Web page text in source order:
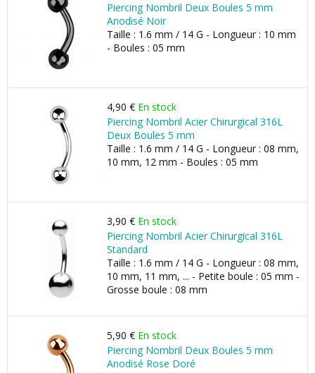
Piercing Nombril Deux Boules 5 mm
Anodisé Noir
Taille : 1.6 mm / 14 G - Longueur : 10 mm
- Boules : 05 mm
4,90 € En stock
Piercing Nombril Acier Chirurgical 316L
Deux Boules 5 mm
Taille : 1.6 mm / 14 G - Longueur : 08 mm,
10 mm, 12 mm - Boules : 05 mm
3,90 € En stock
Piercing Nombril Acier Chirurgical 316L
Standard
Taille : 1.6 mm / 14 G - Longueur : 08 mm,
10 mm, 11 mm, ... - Petite boule : 05 mm -
Grosse boule : 08 mm
5,90 € En stock
Piercing Nombril Deux Boules 5 mm
Anodisé Rose Doré